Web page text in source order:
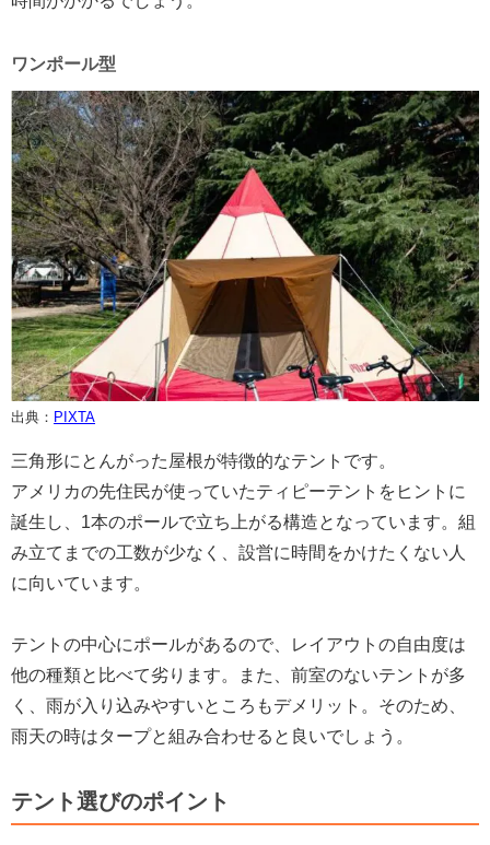
ワンポール型
出典： PIXTA
三角形にとんがった屋根が特徴的なテントです。
アメリカの先住民が使っていたティピーテントをヒントに
誕生し、1本のポールで立ち上がる構造となっています。組
み立てまでの工数が少なく、設営に時間をかけたくない人
に向いています。
テントの中心にポールがあるので、レイアウトの自由度は
他の種類と比べて劣ります。また、前室のないテントが多
く、雨が入り込みやすいところもデメリット。そのため、
雨天の時はタープと組み合わせると良いでしょう。
テント選びのポイント